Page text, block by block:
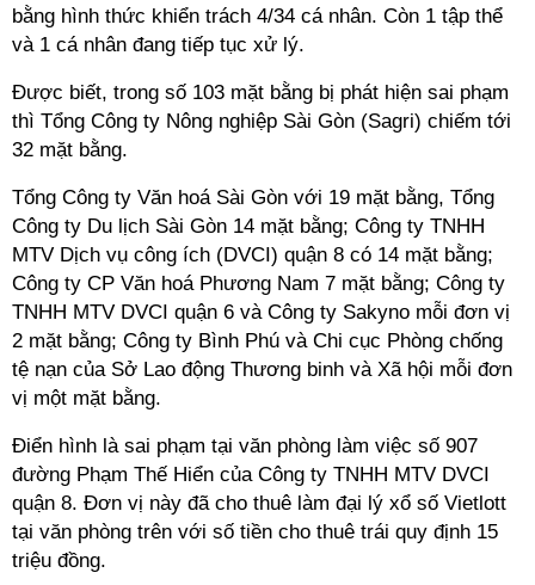
bằng hình thức khiển trách 4/34 cá nhân. Còn 1 tập thể
và 1 cá nhân đang tiếp tục xử lý.
Được biết, trong số 103 mặt bằng bị phát hiện sai phạm
thì Tổng Công ty Nông nghiệp Sài Gòn (Sagri) chiếm tới
32 mặt bằng.
Tổng Công ty Văn hoá Sài Gòn với 19 mặt bằng, Tổng
Công ty Du lịch Sài Gòn 14 mặt bằng; Công ty TNHH
MTV Dịch vụ công ích (DVCI) quận 8 có 14 mặt bằng;
Công ty CP Văn hoá Phương Nam 7 mặt bằng; Công ty
TNHH MTV DVCI quận 6 và Công ty Sakyno mỗi đơn vị
2 mặt bằng; Công ty Bình Phú và Chi cục Phòng chống
tệ nạn của Sở Lao động Thương binh và Xã hội mỗi đơn
vị một mặt bằng.
Điển hình là sai phạm tại văn phòng làm việc số 907
đường Phạm Thế Hiển của Công ty TNHH MTV DVCI
quận 8. Đơn vị này đã cho thuê làm đại lý xổ số Vietlott
tại văn phòng trên với số tiền cho thuê trái quy định 15
triệu đồng.